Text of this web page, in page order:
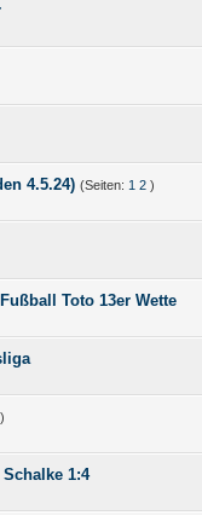
4.5.24) (Seiten: 1 2 )
Toto 13er Wette
)
1:4